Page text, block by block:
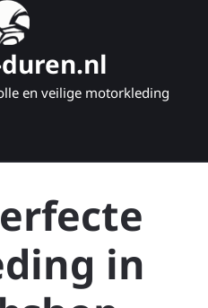
en veilige motorkleding
in